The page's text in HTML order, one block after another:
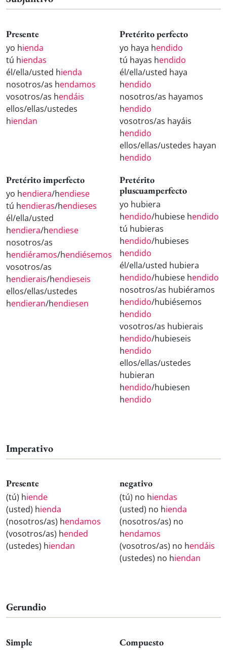
Presente
yo hienda
tú hiendas
él/ella/usted hienda
nosotros/as hendamos
vosotros/as hendáis
ellos/ellas/ustedes
hiendan
Pretérito perfecto
yo haya hendido
tú hayas hendido
él/ella/usted haya
hendido
nosotros/as hayamos
hendido
vosotros/as hayáis
hendido
ellos/ellas/ustedes hayan
hendido
Pretérito imperfecto
yo hendiera/hendiese
tú hendieras/hendieses
él/ella/usted
hendiera/hendiese
nosotros/as
hendiéramos/hendiésemos
vosotros/as
hendierais/hendieseis
ellos/ellas/ustedes
hendieran/hendiesen
Pretérito
pluscuamperfecto
yo hubiera
hendido/hubiese hendido
tú hubieras
hendido/hubieses
hendido
él/ella/usted hubiera
hendido/hubiese hendido
nosotros/as hubiéramos
hendido/hubiésemos
hendido
vosotros/as hubierais
hendido/hubieseis
hendido
ellos/ellas/ustedes
hubieran
hendido/hubiesen
hendido
Imperativo
Presente
(tú) hiende
(usted) hienda
(nosotros/as) hendamos
(vosotros/as) hended
(ustedes) hiendan
negativo
(tú) no hiendas
(usted) no hienda
(nosotros/as) no
hendamos
(vosotros/as) no hendáis
(ustedes) no hiendan
Gerundio
Simple Compuesto